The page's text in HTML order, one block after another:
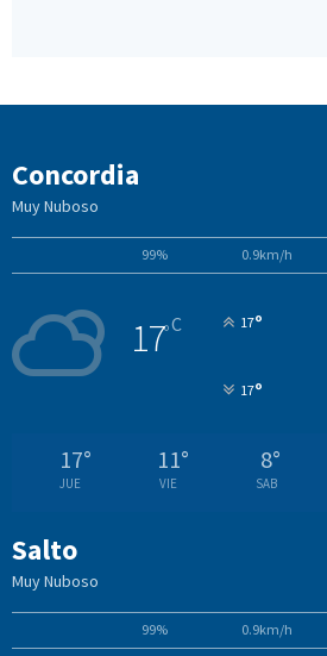
Concordia
Muy Nuboso
99% 0.9km/h
17°C 17°
17°
17°
JUE
11°
VIE
8°
SAB
Salto
Muy Nuboso
99% 0.9km/h